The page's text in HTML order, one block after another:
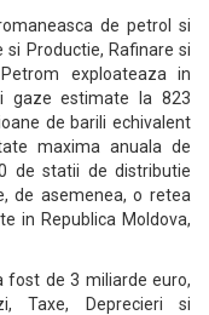
de petrol si
Productie, Rafinare si
exploateaza in
gaze estimate la 823
de barili echivalent
maxima anuala de
de statii de distributie
de asemenea, o retea
in Republica Moldova,
fost de 3 miliarde euro,
Taxe, Deprecieri si